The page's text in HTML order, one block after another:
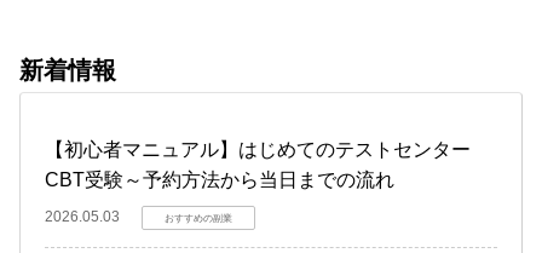
新着情報
【初心者マニュアル】はじめてのテストセンター
CBT受験～予約方法から当日までの流れ
2026.05.03 おすすめの副業